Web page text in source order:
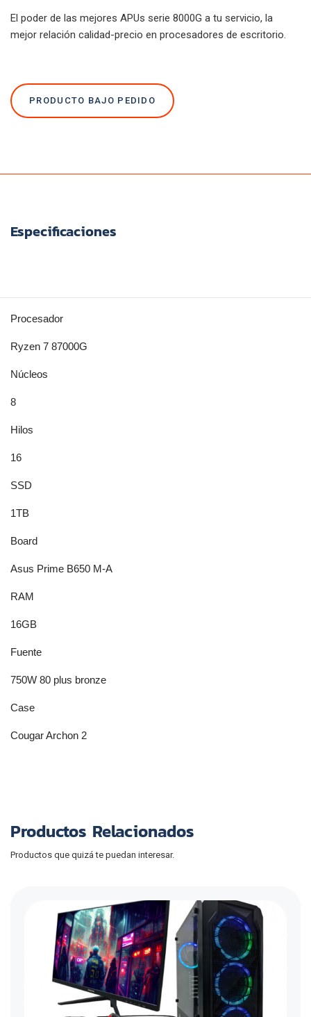
El poder de las mejores APUs serie 8000G a tu servicio, la
mejor relación calidad-precio en procesadores de escritorio.
PRODUCTO BAJO PEDIDO
Especificaciones
Procesador
Ryzen 7 87000G
Núcleos
8
Hilos
16
SSD
1TB
Board
Asus Prime B650 M-A
RAM
16GB
Fuente
750W 80 plus bronze
Case
Cougar Archon 2
Productos Relacionados
Productos que quizá te puedan interesar.